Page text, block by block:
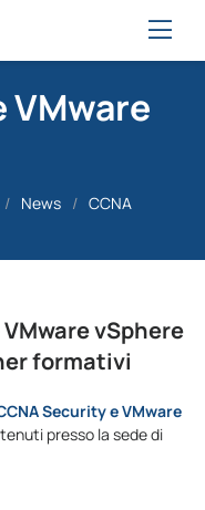
VMware
/ News / CCNA
vSphere
formativi
Security e VMware
presso la sede di